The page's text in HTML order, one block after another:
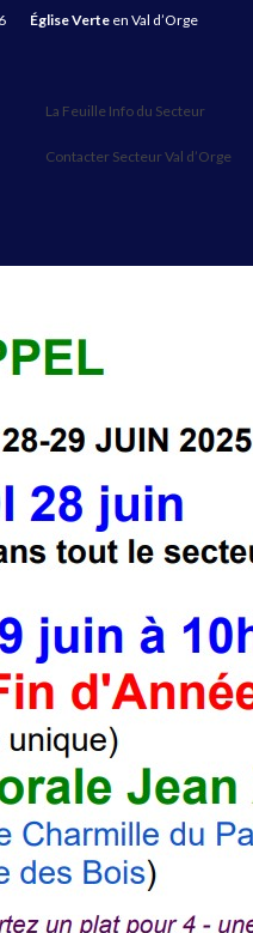
Église Verte en Val d’Orge
La Feuille Info du Secteur
Contacter Secteur Val d’Orge